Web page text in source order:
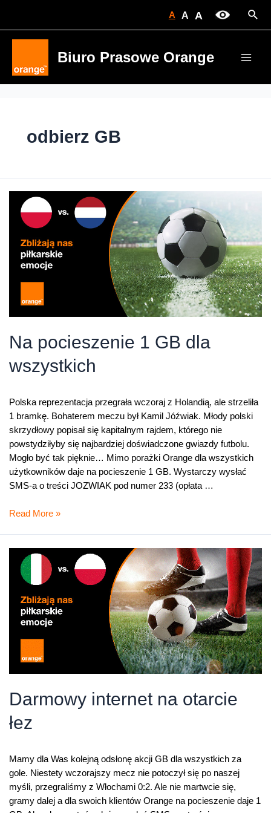
A A A
Biuro Prasowe Orange
odbierz GB
Na pocieszenie 1 GB dla
wszystkich
Polska reprezentacja przegrała wczoraj z Holandią, ale strzeliła
1 bramkę. Bohaterem meczu był Kamil Jóźwiak. Młody polski
skrzydłowy popisał się kapitalnym rajdem, którego nie
powstydziłyby się najbardziej doświadczone gwiazdy futbolu.
Mogło być tak pięknie… Mimo porażki Orange dla wszystkich
użytkowników daje na pocieszenie 1 GB. Wystarczy wysłać
SMS-a o treści JOZWIAK pod numer 233 (opłata …
Na
wszystkich
Read More »
Darmowy internet na otarcie
łez
Mamy dla Was kolejną odsłonę akcji GB dla wszystkich za
gole. Niestety wczorajszy mecz nie potoczył się po naszej
myśli, przegraliśmy z Włochami 0:2. Ale nie martwcie się,
gramy dalej a dla swoich klientów Orange na pocieszenie daje 1